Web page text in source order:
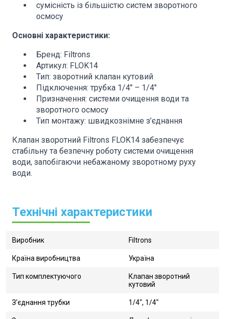
сумісність із більшістю систем зворотного
осмосу
Основні характеристики:
Бренд: Filtrons
Артикул: FLOK14
Тип: зворотний клапан кутовий
Підключення: трубка 1/4" – 1/4"
Призначення: системи очищення води та
зворотного осмосу
Тип монтажу: швидкознімне з’єднання
Клапан зворотний Filtrons FLOK14 забезпечує
стабільну та безпечну роботу системи очищення
води, запобігаючи небажаному зворотному руху
води.
Технічні характеристики
Виробник Filtrons
Країна виробництва Україна
Тип комплектуючого
Клапан зворотний
кутовий
З'єднання трубки 1/4", 1/4"